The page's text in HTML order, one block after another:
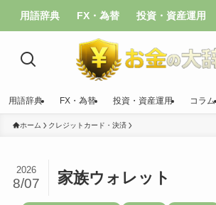
用語辞典 FX・為替 投資・資産運用
用語辞典 FX・為替 投資・資産運用 コラム
ホーム クレジットカード・決済
家族ウォレット
2026
8/07